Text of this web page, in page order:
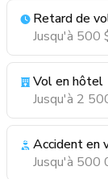
Retard de
Jusqu'à 500
Vol en hôtel
Jusqu'à 2
Accident en
Jusqu'à 500